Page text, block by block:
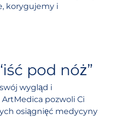
korygujemy i
pod nóż”
wygląd i
pozwoli Ci
osiągnięć medycyny